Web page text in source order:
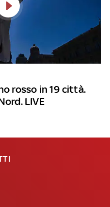
rosso in 19 città.
LIVE